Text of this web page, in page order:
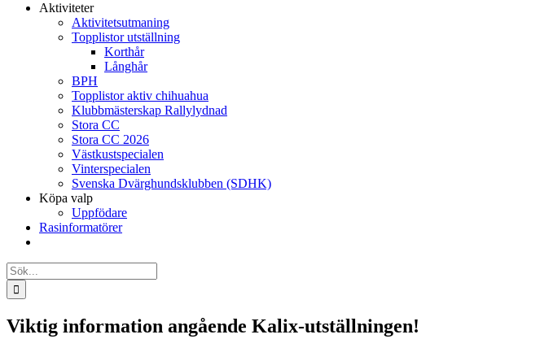
Aktiviteter
Aktivitetsutmaning
Topplistor utställning
Korthår
Långhår
BPH
Topplistor aktiv chihuahua
Klubbmästerskap Rallylydnad
Stora CC
Stora CC 2026
Västkustspecialen
Vinterspecialen
Svenska Dvärghundsklubben (SDHK)
Köpa valp
Uppfödare
Rasinformatörer
Sök
efter:
Viktig information angående Kalix-utställningen!